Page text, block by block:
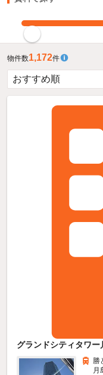
物件数1,172件
グランドシティタワ
勝
月